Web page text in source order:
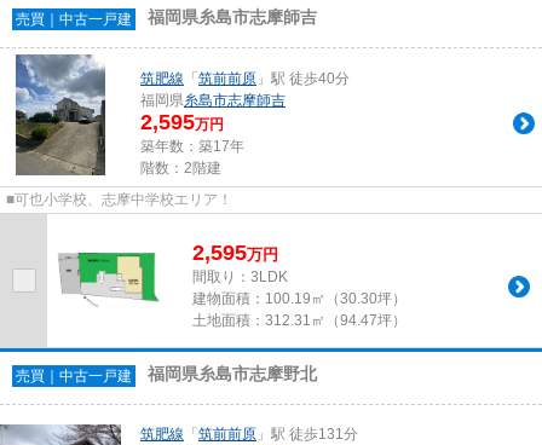
売買｜中古一戸建 福岡県糸島市志摩師吉
筑肥線 「 筑前前原 」駅 徒歩40分
福岡県糸島市志摩師吉
2,595万円
築年数：築17年
階数：2階建
■可也小学校、志摩中学校エリア！
2,595万円
間取り：3LDK
建物面積： 100.19㎡（30.30坪）
土地面積： 312.31㎡（94.47坪）
売買｜中古一戸建 福岡県糸島市志摩野北
筑肥線 「 筑前前原 」駅 徒歩131分